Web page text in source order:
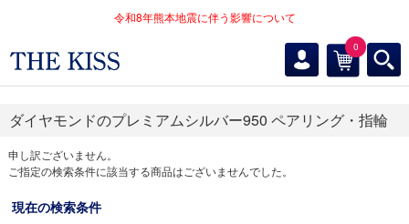
令和8年熊本地震に伴う影響について
0
ダイヤモンドのプレミアムシルバー950 ペアリング・指輪
申し訳ございません。
ご指定の検索条件に該当する商品はございませんでした。
現在の検索条件